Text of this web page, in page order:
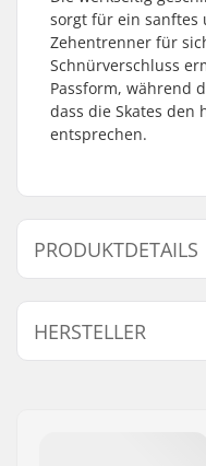
sorgt für ein sanftes
Zehentrenner für
Schnürverschluss
Passform, während
dass die Skates den
entsprechen.
PRODUKTDETAILS
Boot/Schalen-Typ:
Schuhmaterial:
Verschlusssystem:
HERSTELLER